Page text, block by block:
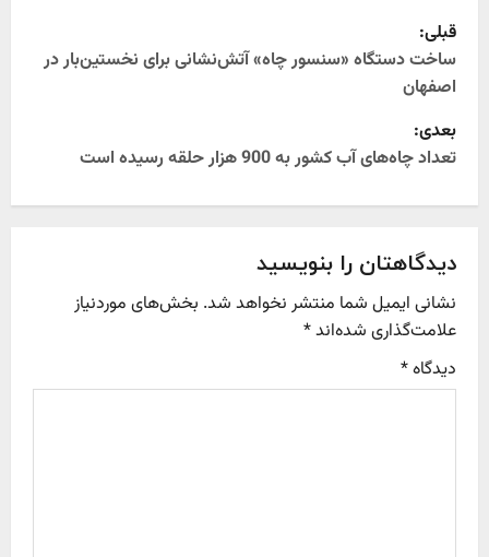
P
o
s
t
n
a
v
i
g
قبلی:
ساخت دستگاه «سنسور چاه» آتش‌نشانی برای نخستین‌بار در
اصفهان
بعدی:
تعداد چاه‌های آب کشور به 900 هزار حلقه رسیده است
دیدگاهتان را بنویسید
نشانی ایمیل شما منتشر نخواهد شد. بخش‌های موردنیاز
علامت‌گذاری شده‌اند*
دیدگاه*